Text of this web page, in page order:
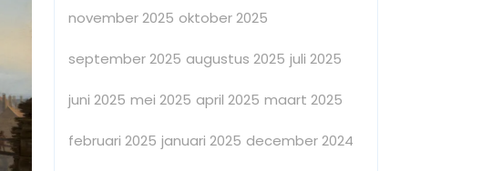
november 2025 oktober 2025
september 2025 augustus 2025 juli 2025
juni 2025 mei 2025 april 2025 maart 2025
februari 2025 januari 2025 december 2024